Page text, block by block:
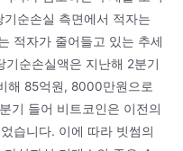
순손실 측면에서 적자는
적자가 줄어들고 있는 추세
순손실액은 지난해 2분기
해 85억원, 8000만원으로
기 들어 비트코인은 이전의
습니다. 이에 따라 빗썸의